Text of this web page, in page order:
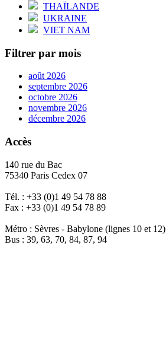
THAÏLANDE
UKRAINE
VIET NAM
Filtrer par mois
août 2026
septembre 2026
octobre 2026
novembre 2026
décembre 2026
Accès
140 rue du Bac
75340 Paris Cedex 07
Tél. : +33 (0)1 49 54 78 88
Fax : +33 (0)1 49 54 78 89
Métro : Sèvres - Babylone (lignes 10 et 12)
Bus : 39, 63, 70, 84, 87, 94